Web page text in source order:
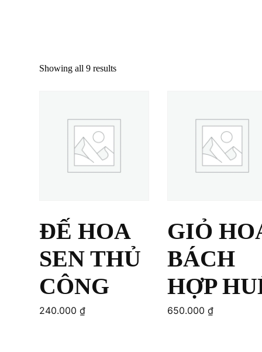
Showing all 9 results
ĐẾ HOA
SEN THỦ
CÔNG
240.000 ₫
GIỎ
BÁCH
HỢP
650.000 ₫